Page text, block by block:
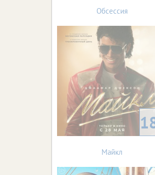
Обсессия
Майкл